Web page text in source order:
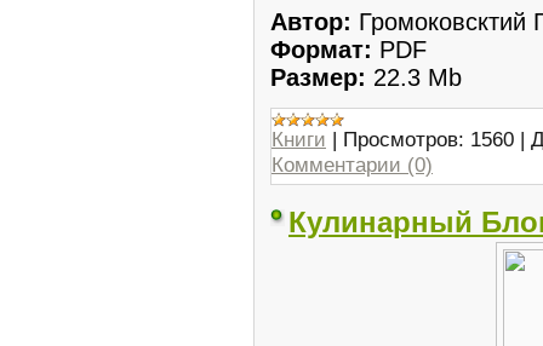
Автор:
Формат: PDF
Размер: 22.3 Мb
Книги | Просмотров: 1560 |
Комментарии (0)
Кулинарный